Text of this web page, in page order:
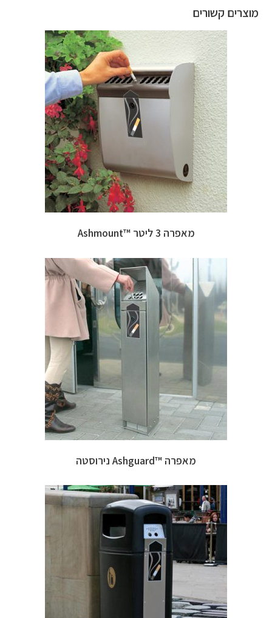
מוצרים קשורים
מאפרה 3 ליטר ™Ashmount
מאפרה ™Ashguard נירוסטה